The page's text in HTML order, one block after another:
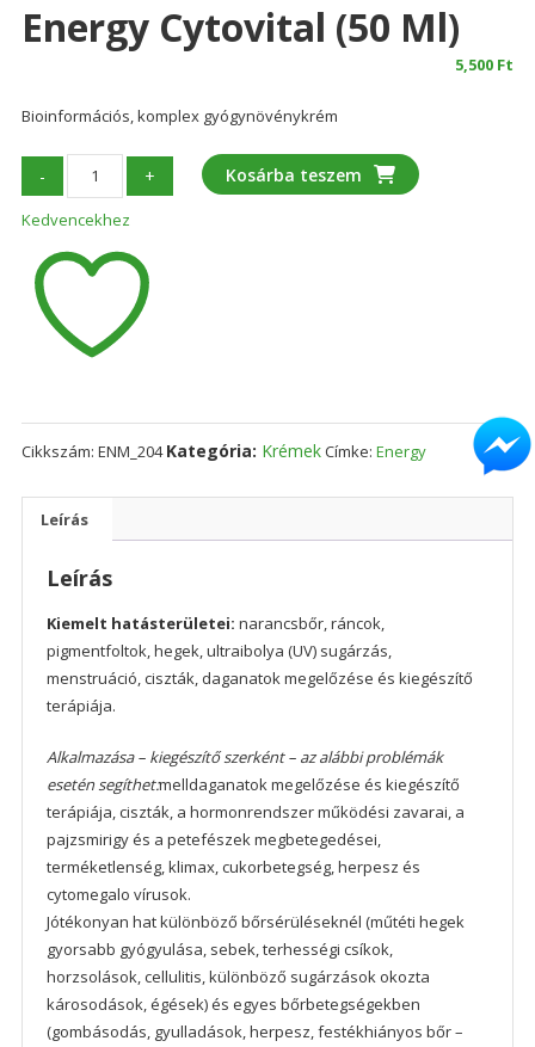
Energy Cytovital (50 Ml)
5,500 Ft
Bioinformációs, komplex gyógynövénykrém
-
Energy
Cytovital
(50
ml)
mennyiség
+ Kosárba teszem
Kedvencekhez
Cikkszám: ENM_204 Kategória: KrémekCímke: Energy
Leírás
Leírás
Kiemelt hatásterületei: narancsbőr, ráncok,
pigmentfoltok, hegek, ultraibolya (UV) sugárzás,
menstruáció, ciszták, daganatok megelőzése és kiegészítő
terápiája.
Alkalmazása – kiegészítő szerként – az alábbi problémák
esetén segíthet:melldaganatok megelőzése és kiegészítő
terápiája, ciszták, a hormonrendszer működési zavarai, a
pajzsmirigy és a petefészek megbetegedései,
terméketlenség, klimax, cukorbetegség, herpesz és
cytomegalo vírusok.
Jótékonyan hat különböző bőrsérüléseknél (műtéti hegek
gyorsabb gyógyulása, sebek, terhességi csíkok,
horzsolások, cellulitis, különböző sugárzások okozta
károsodások, égések) és egyes bőrbetegségekben
(gombásodás, gyulladások, herpesz, festékhiányos bőr –